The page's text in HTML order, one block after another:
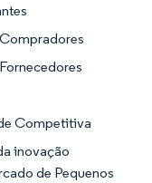
Competitiva
inovação
de Pequenos